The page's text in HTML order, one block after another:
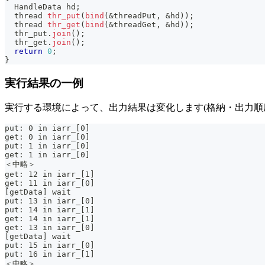
  HandleData hd
;
  thread
thr_put ( bind ( &threadPut , &hd ) ) ;
  thread
thr_get ( bind ( &threadGet , &hd ) ) ;
  thr_put
. join ( ) ;
  thr_get
. join ( ) ;
return 0 ;
}
実行結果の一例
実行する環境によって、出力結果は変化します(格納・出力順
put: 0 in iarr_[0]
get: 0 in iarr_[0]
put: 1 in iarr_[0]
get: 1 in iarr_[0]
＜中略＞
get: 12 in iarr_[1]
get: 11 in iarr_[0]
[getData] wait
put: 13 in iarr_[0]
put: 14 in iarr_[1]
get: 14 in iarr_[1]
get: 13 in iarr_[0]
[getData] wait
put: 15 in iarr_[0]
put: 16 in iarr_[1]